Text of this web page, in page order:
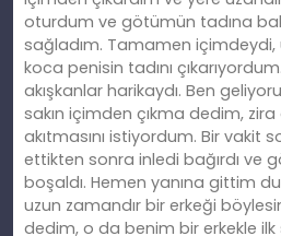
oturdum ve götümün tadına
sağladım. Tamamen içimdeydi,
koca penisin tadını
akışkanlar harikaydı. Ben
sakın içimden çıkma dedim,
akıtmasını istiyordum. Bir vakit
ettikten sonra inledi bağırdı ve
boşaldı. Hemen yanına gittim
uzun zamandır bir erkeği
dedim, o da benim bir erkekle ilk